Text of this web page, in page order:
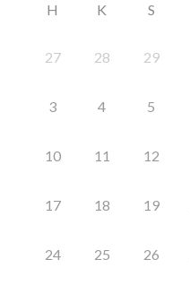
H K S
27 28 29
3 4 5
10 11 12
17 18 19
24 25 26